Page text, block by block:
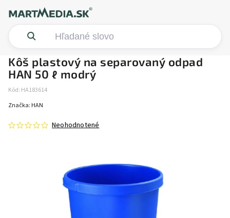
Kôš plastový na separovaný odpad
HAN 50 ℓ modrý
Kód: HA183614
Neohodnotené
Značka: HAN